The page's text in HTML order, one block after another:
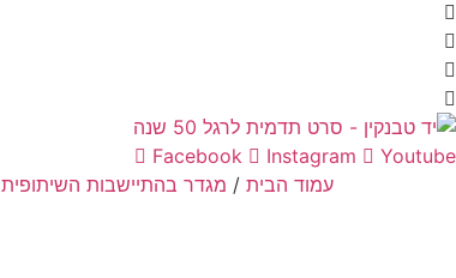
Facebook Instagram
Youtube
עמוד הבית / מגדר בהתיישבות השיתופית